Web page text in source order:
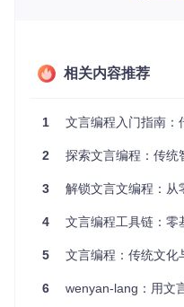
代码组
织
典籍式章节结
命名
算經、列經等
执行方
先编译后执行
相关内容推荐
1 文言编程入门指南：
2 探索文言编程：传统
3 解锁文言文编程：从
4 文言编程工具链：零基础
5 文言编程：传统文化
6 wenyan-lang：用文